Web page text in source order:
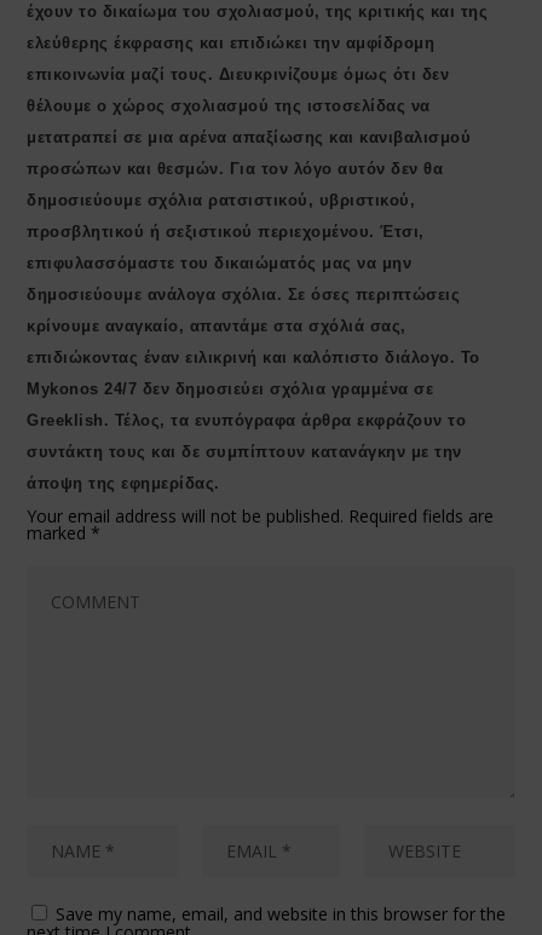
έχουν το δικαίωμα του σχολιασμού, της κριτικής και της
ελεύθερης έκφρασης και επιδιώκει την αμφίδρομη
επικοινωνία μαζί τους. Διευκρινίζουμε όμως ότι δεν
θέλουμε ο χώρος σχολιασμού της ιστοσελίδας να
μετατραπεί σε μια αρένα απαξίωσης και κανιβαλισμού
προσώπων και θεσμών. Για τον λόγο αυτόν δεν θα
δημοσιεύουμε σχόλια ρατσιστικού, υβριστικού,
προσβλητικού ή σεξιστικού περιεχομένου. Έτσι,
επιφυλασσόμαστε του δικαιώματός μας να μην
δημοσιεύουμε ανάλογα σχόλια. Σε όσες περιπτώσεις
κρίνουμε αναγκαίο, απαντάμε στα σχόλιά σας,
επιδιώκοντας έναν ειλικρινή και καλόπιστο διάλογο. Το
Μykonos 24/7 δεν δημοσιεύει σχόλια γραμμένα σε
Greeklish. Τέλος, τα ενυπόγραφα άρθρα εκφράζουν το
συντάκτη τους και δε συμπίπτουν κατανάγκην με την
άποψη της εφημερίδας.
Your email address will not be published. Required fields are
marked *
Save my name, email, and website in this browser for the